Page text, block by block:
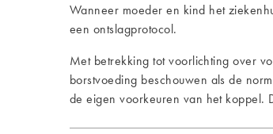
Wanneer moeder en kind het
een ontslagprotocol.
Met betrekking tot voorlichting over
borstvoeding beschouwen als de
de eigen voorkeuren van het koppel.